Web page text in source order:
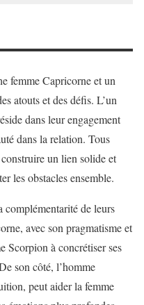
femme Capricorne et un
atouts et des défis. L’un
dans leur engagement
dans la relation. Tous
un lien solide et
les obstacles ensemble.
complémentarité de leurs
avec son pragmatisme et
Scorpion à concrétiser ses
son côté, l’homme
peut aider la femme